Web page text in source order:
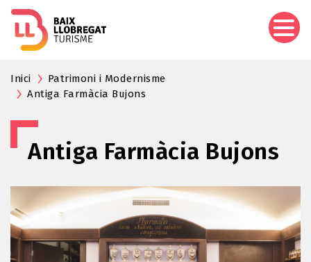
Inici
Patrimoni i Modernisme
Antiga Farmàcia Bujons
Antiga Farmàcia Bujons